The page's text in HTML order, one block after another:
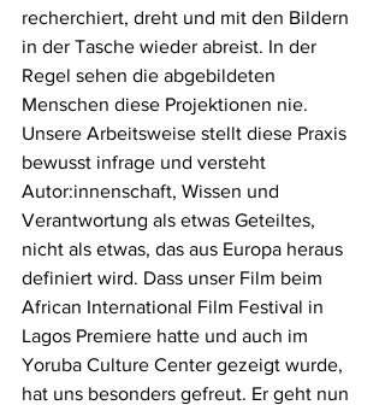
recherchiert, dreht und mit den Bildern
in der Tasche wieder abreist. In der
Regel sehen die abgebildeten
Menschen diese Projektionen nie.
Unsere Arbeitsweise stellt diese Praxis
bewusst infrage und versteht
Autor:innenschaft, Wissen und
Verantwortung als etwas Geteiltes,
nicht als etwas, das aus Europa heraus
definiert wird. Dass unser Film beim
African International Film Festival in
Lagos Premiere hatte und auch im
Yoruba Culture Center gezeigt wurde,
hat uns besonders gefreut. Er geht nun